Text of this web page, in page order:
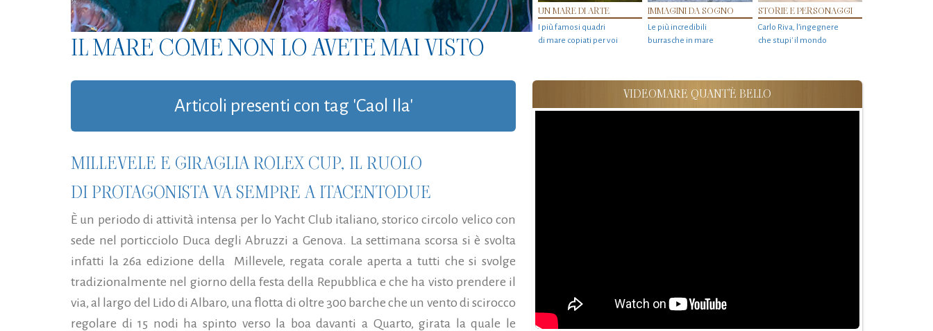
IL MARE COME NON LO AVETE MAI VISTO
UN MARE DI ARTE
I più famosi quadri
di mare copiati per voi
IMMAGINI DA SOGNO
Le più incredibili
burrasche in mare
STORIE E PERSONAGGI
Carlo Riva, l’ingegnere
che stupi' il mondo
Articoli presenti con tag 'Caol Ila'
MILLEVELE E GIRAGLIA ROLEX CUP, IL RUOLO
DI PROTAGONISTA VA SEMPRE A ITACENTODUE
È un periodo di attività intensa per lo Yacht Club italiano, storico circolo velico con
sede nel porticciolo Duca degli Abruzzi a Genova. La settimana scorsa si è svolta
infatti la 26a edizione della Millevele, regata corale aperta a tutti che si svolge
tradizionalmente nel giorno della festa della Repubblica e che ha visto prendere il
via, al largo del Lido di Albaro, una flotta di oltre 300 barche che un vento di scirocco
regolare di 15 nodi ha spinto verso la boa davanti a Quarto, girata la quale le
VIDEOMARE QUANT'È BELLO